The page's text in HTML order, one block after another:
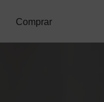
Comprar